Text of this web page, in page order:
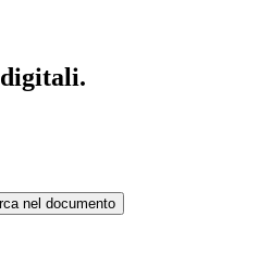
nel documento